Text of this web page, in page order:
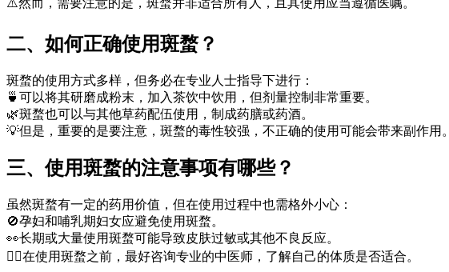
二、如何正确使用斑蝥？
斑蝥的使用方式多样，但务必在专业人士指导下进行：
🍵可以将其研磨成粉末，加入茶饮中饮用，但剂量控制非常重要。
🌿斑蝥也可以与其他草药配伍使用，制成药膳或药酒。
💡但是，重要的是要注意，斑蝥的毒性较强，不正确的使用可能会带来副作用。
三、使用斑蝥的注意事项有哪些？
虽然斑蝥有一定的药用价值，但在使用过程中也需格外小心：
🚫孕妇和哺乳期妇女应避免使用斑蝥。
👀长期或大量使用斑蝥可能导致皮肤过敏或其他不良反应。
👩‍⚕️在使用斑蝥之前，最好咨询专业的中医师，了解自己的体质是否适合。